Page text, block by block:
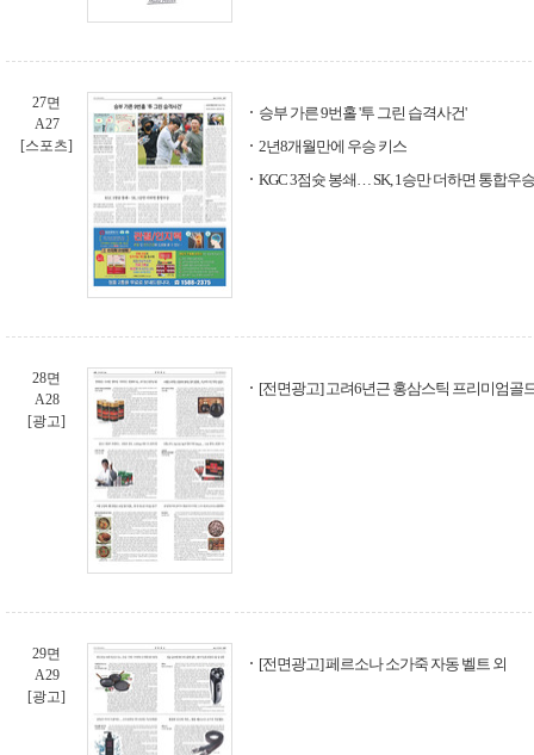
27면
A27
[스포츠]
승부 가른 9번홀 '투 그린 습격사건'
2년8개월만에 우승 키스
KGC 3점슛 봉쇄… SK, 1승만 더하면 통합우승
28면
A28
[광고]
[전면광고] 고려6년근 홍삼스틱 프리미엄골
29면
A29
[광고]
[전면광고] 페르소나 소가죽 자동 벨트 외